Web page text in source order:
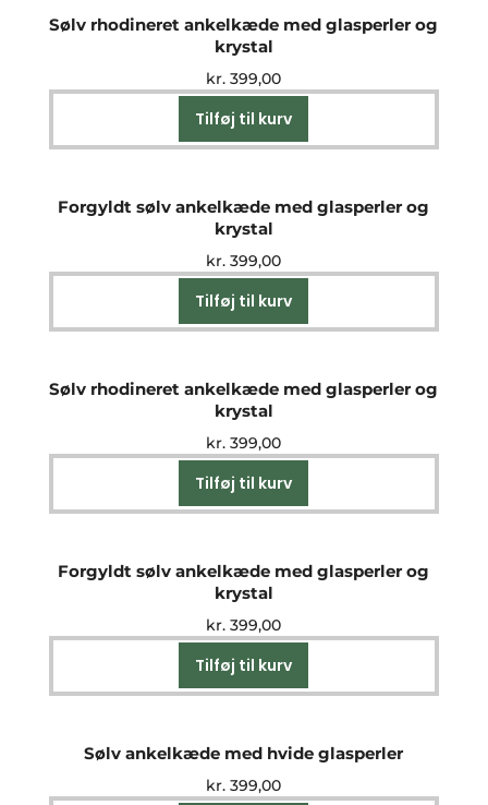
Sølv rhodineret ankelkæde med glasperler og
krystal
kr. 399,00
Tilføj til kurv
Forgyldt sølv ankelkæde med glasperler og
krystal
kr. 399,00
Tilføj til kurv
Sølv rhodineret ankelkæde med glasperler og
krystal
kr. 399,00
Tilføj til kurv
Forgyldt sølv ankelkæde med glasperler og
krystal
kr. 399,00
Tilføj til kurv
Sølv ankelkæde med hvide glasperler
kr. 399,00